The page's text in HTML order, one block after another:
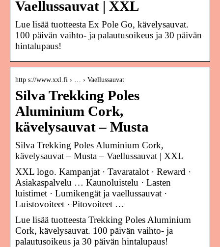
Vaellussauvat | XXL
Lue lisää tuotteesta Ex Pole Go, kävelysauvat.
100 päivän vaihto- ja palautusoikeus ja 30 päivän
hintalupaus!
http s://www.xxl.fi › … › Vaellussauvat
Silva Trekking Poles
Aluminium Cork,
kävelysauvat – Musta
Silva Trekking Poles Aluminium Cork,
kävelysauvat – Musta – Vaellussauvat | XXL
XXL logo. Kampanjat · Tavaratalot · Reward ·
Asiakaspalvelu … Kaunoluistelu · Lasten
luistimet · Lumikengät ja vaellussauvat ·
Luistovoiteet · Pitovoiteet …
Lue lisää tuotteesta Trekking Poles Aluminium
Cork, kävelysauvat. 100 päivän vaihto- ja
palautusoikeus ja 30 päivän hintalupaus!